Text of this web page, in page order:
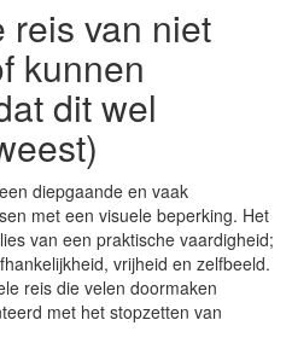
reis van niet
kunnen
dit wel
diepgaande en vaak
met een visuele beperking. Het
van een praktische vaardigheid;
vrijheid en zelfbeeld.
reis die velen doormaken
met het stopzetten van